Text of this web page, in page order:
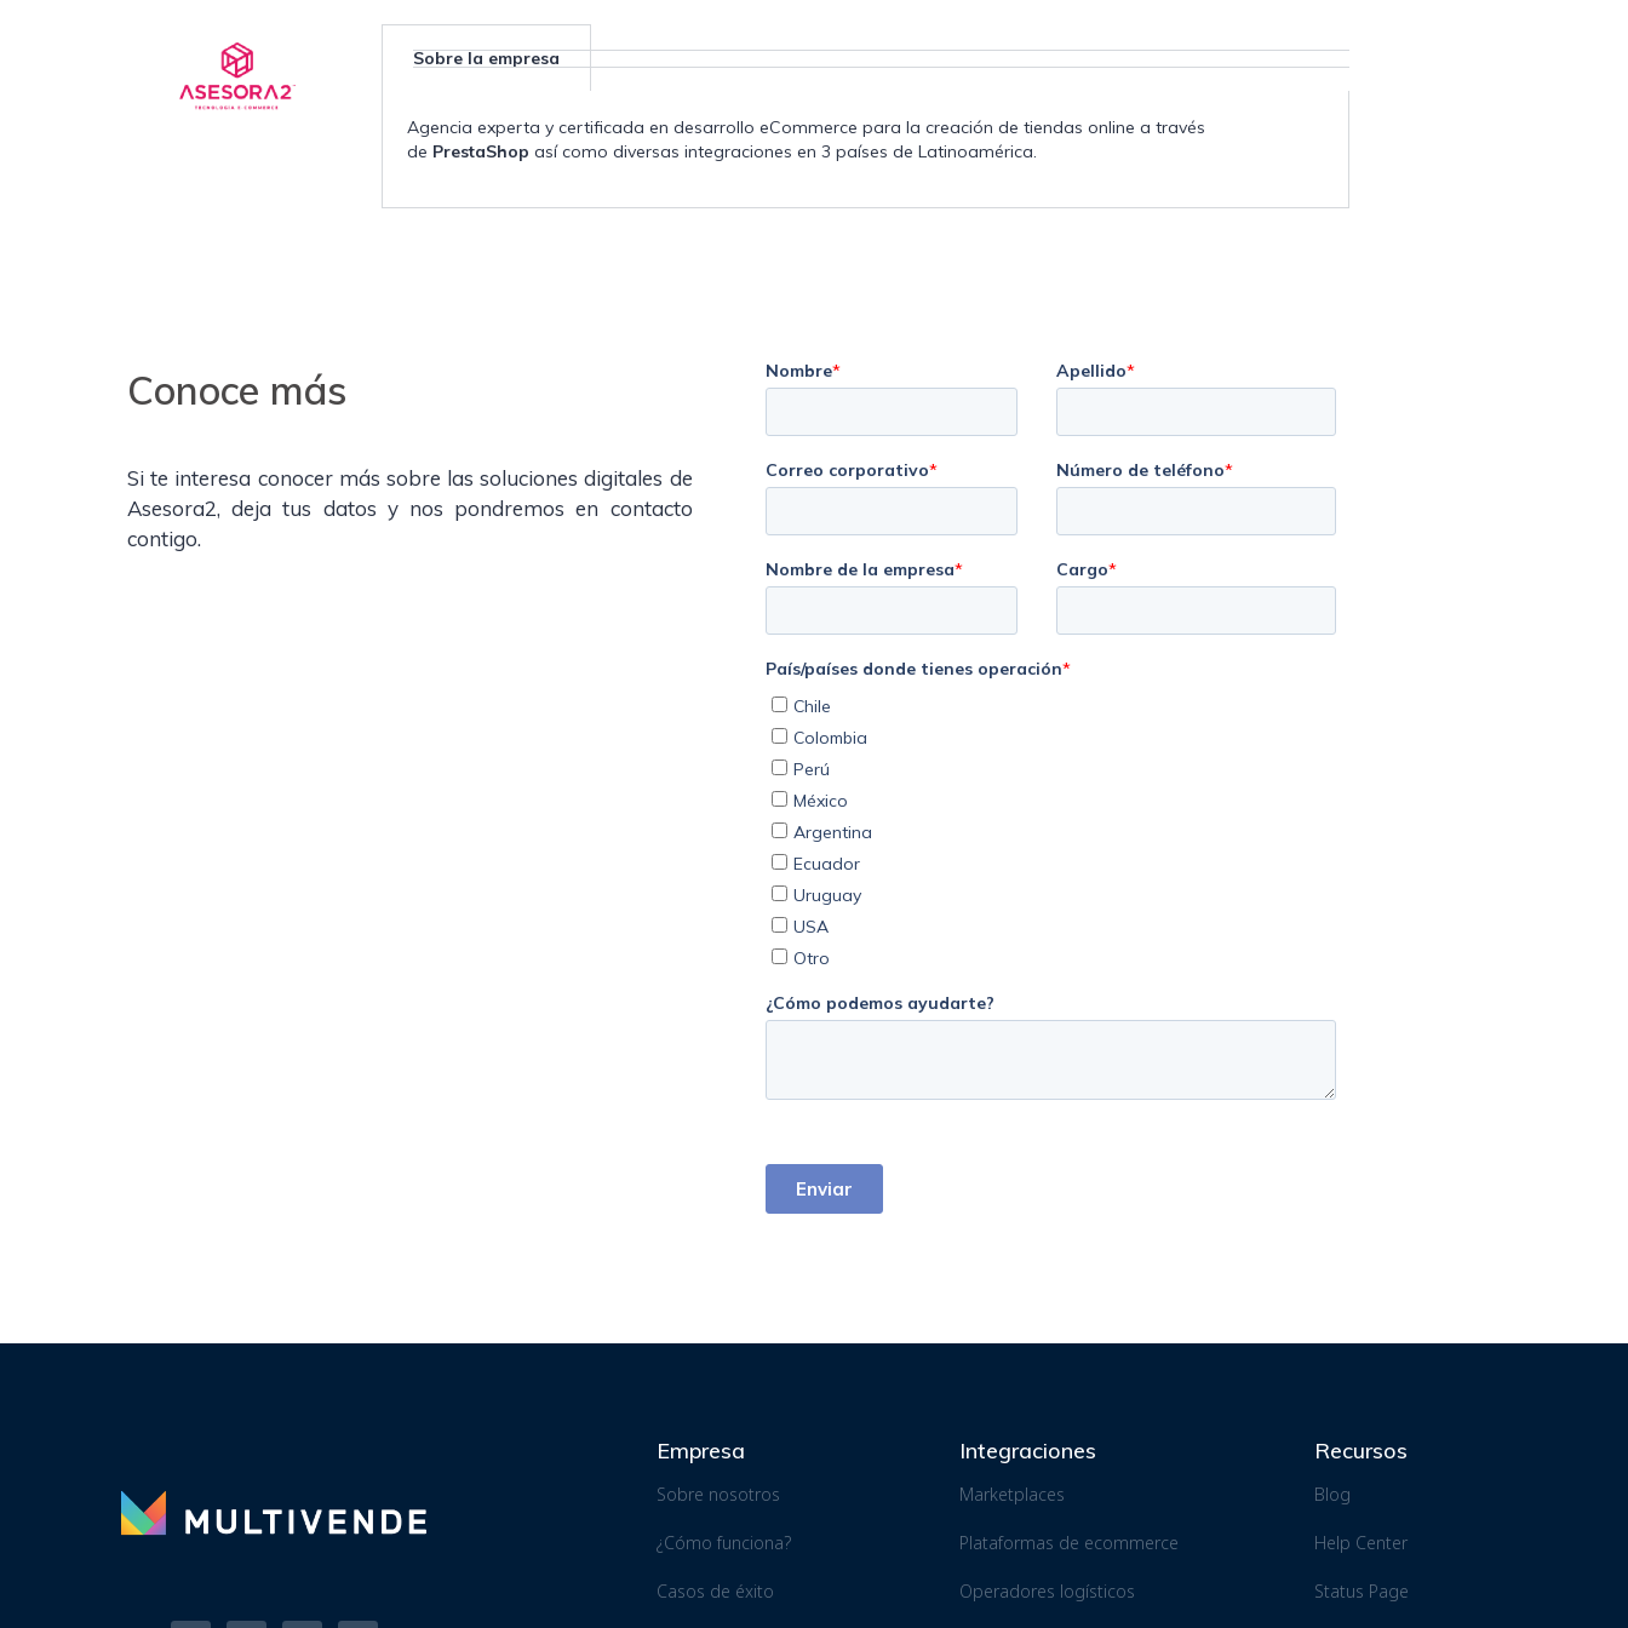
Sobre la empresa
Agencia experta y certificada en desarrollo eCommerce para la creación de tiendas online a través
de PrestaShop así como diversas integraciones en 3 países de Latinoamérica.
Conoce más
Si te interesa conocer más sobre las soluciones digitales de
Asesora2, deja tus datos y nos pondremos en contacto
contigo.
Empresa
Sobre nosotros
¿Cómo funciona?
Casos de éxito
Integraciones
Marketplaces
Plataformas de ecommerce
Operadores logísticos
Recursos
Blog
Help Center
Status Page